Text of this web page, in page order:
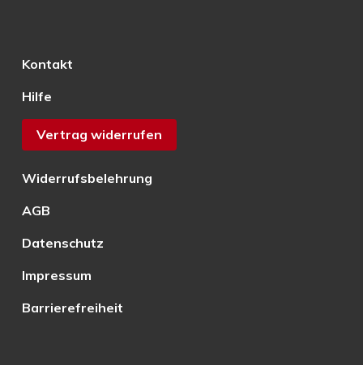
Kontakt
Hilfe
Vertrag widerrufen
Widerrufsbelehrung
AGB
Datenschutz
Impressum
Barrierefreiheit